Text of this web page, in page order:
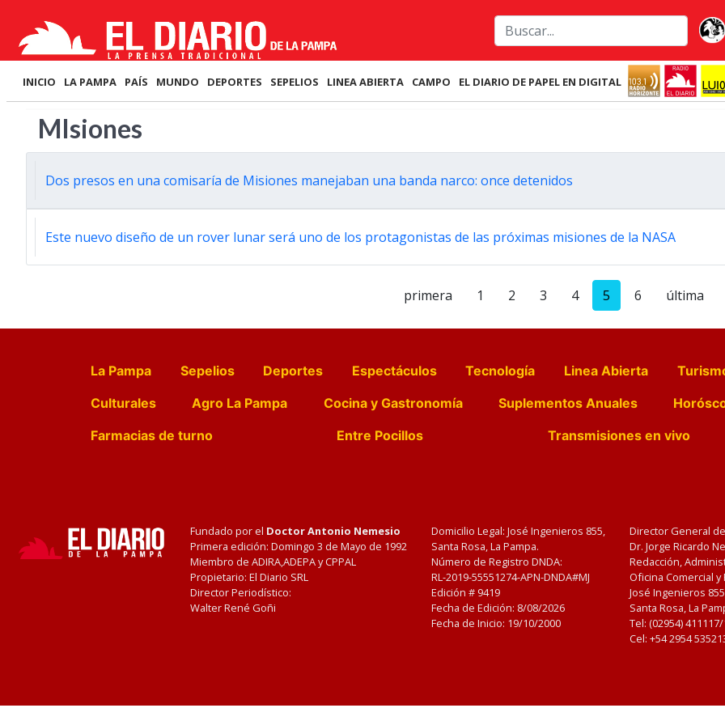
INICIO LA PAMPA PAÍS MUNDO DEPORTES SEPELIOS LINEA ABIERTA CAMPO EL DIARIO DE PAPEL EN DIGITAL
MIsiones
Dos presos en una comisaría de Misiones manejaban una banda narco: once detenidos
Este nuevo diseño de un rover lunar será uno de los protagonistas de las próximas misiones de la NASA
primera 1 2 3 4 5 6 última
La Pampa Sepelios Deportes Espectáculos Tecnología Linea Abierta
Culturales
Agro La Pampa Cocina y Gastronomía Suplementos Anuales
Farmacias de turno
Entre Pocillos Transmisiones en vivo
Fundado por el Doctor Antonio Nemesio
Primera edición: Domingo 3 de Mayo de 1992
Miembro de ADIRA,ADEPA y CPPAL
Propietario: El Diario SRL
Director Periodístico:
Walter René Goñi
Domicilio Legal: José Ingenieros 855,
Santa Rosa, La Pampa.
Número de Registro DNDA:
RL-2019-55551274-APN-DNDA#MJ
Edición # 9419
Fecha de Edición: 8/08/2026
Fecha de Inicio: 19/10/2000
Director General
Dr. Jorge Ricardo
Redacción,
Oficina Comercial
José Ingenieros
Santa Rosa, La
Tel: (02954)
Cel: +54 2954